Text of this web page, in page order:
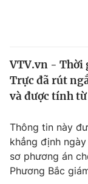
Thế giới
Thế giới đó đây
Câu chuyện
Kinh tế
Tài chính
Thị trường
Dữ liệu và đời
VTV.vn - Thời
Trực đã rút
và được tính từ
Thông tin này
khẳng định
sơ phương án
Phương Bắc